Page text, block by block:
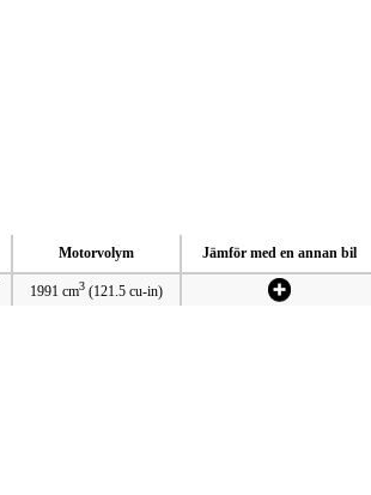
Motorvolym Jämför med en annan bil
1991 cm3 (121.5 cu-in)